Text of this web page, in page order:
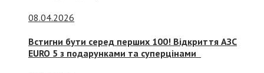
08.04.2026
Встигни бути серед перших 100! Відкриття АЗС
EURO 5 з подарунками та суперцінами